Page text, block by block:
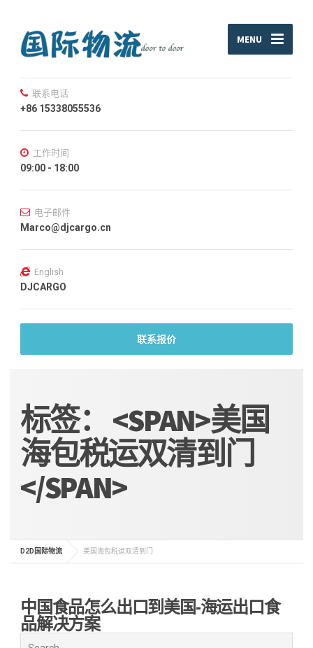
MENU
联系电话
+86 15338055536
工作时间
09:00 - 18:00
电子邮件
Marco@djcargo.cn
English
DJCARGO
联系报价
标签： <SPAN>美国
海包税运双清到门
</SPAN>
D2D国际物流 美国海包税运双清到门
中国食品怎么出口到美国-海运出口食
品解决方案